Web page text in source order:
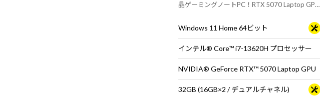
晶ゲーミングノートPC！RTX 5070 Laptop GPU
Windows 11 Home 64ビット
インテル® Core™ i7-13620H プロセッサー
NVIDIA® GeForce RTX™ 5070 Laptop GPU
32GB (16GB×2 / デュアルチャネル)